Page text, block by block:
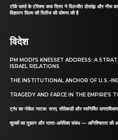
टॉर्क फार्मा के टोरेक्स कफ सिरप ने दिलजीत दोसांझ और
विज्ञापन फिल्म की रिलीज की घोषणा की है
विदेश
PM MODI’S KNESSET ADDRESS: A
ISRAEL RELATIONS
THE INSTITUTIONAL ANCHOR OF U.S.-
TRAGEDY AND FARCE IN THE EMPIRE’S
ट्रंप का नोबेल नाटक: सत्ता, सौदेबाज़ी और स्वनिर्मित
शुल्कों का तूफ़ान और भारत-अमेरिका संबंध — अनिश्चितता की